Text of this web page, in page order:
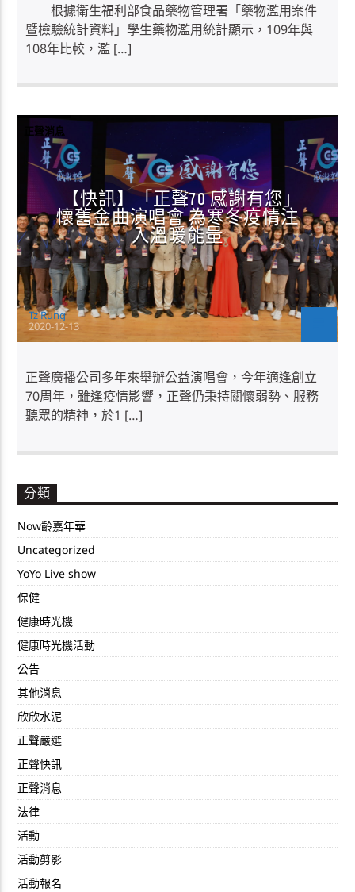
根據衛生福利部食品藥物管理署「藥物濫用案件
暨檢驗統計資料」學生藥物濫用統計顯示，109年與
108年比較，濫 […]
正聲消息
【快訊】「正聲70 感謝有您」
懷舊金曲演唱會 為寒冬疫情注
入溫暖能量
Tz Rung
2020-12-13
正聲廣播公司多年來舉辦公益演唱會，今年適逢創立
70周年，雖逢疫情影響，正聲仍秉持關懷弱勢、服務
聽眾的精神，於1 […]
分類
Now齡嘉年華
Uncategorized
YoYo Live show
保健
健康時光機
健康時光機活動
公告
其他消息
欣欣水泥
正聲嚴選
正聲快訊
正聲消息
法律
活動
活動剪影
活動報名